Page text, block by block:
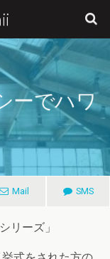
ーでハワ
Mail SMS
リーズ」